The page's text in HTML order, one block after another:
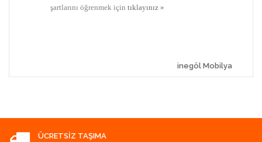
şartlarını öğrenmek için tıklayınız »
inegöl Mobilya
ÜCRETSIZ TAŞIMA